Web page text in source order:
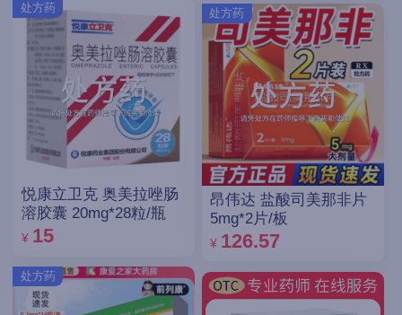
处方药
悦康立卫克 奥美拉唑肠
溶胶囊 20mg*28粒/瓶
¥ 15
处方药
处方药
昂伟达 盐酸司美那非片
5mg*2片/板
¥ 126.57